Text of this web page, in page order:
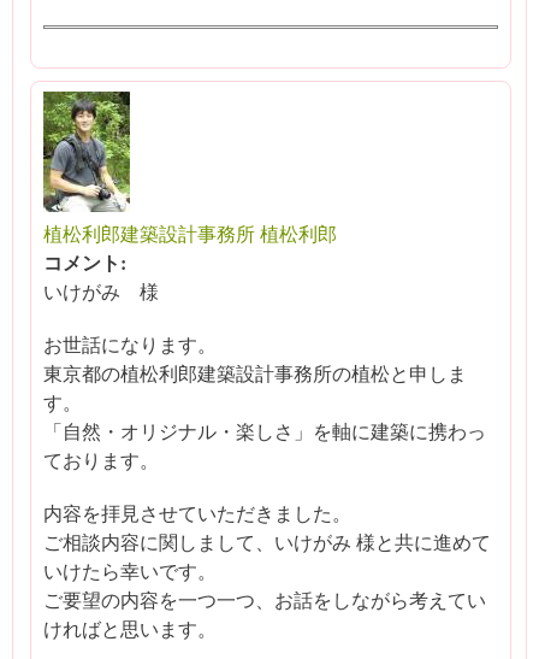
植松利郎建築設計事務所 植松利郎
コメント:
いけがみ 様
お世話になります。
東京都の植松利郎建築設計事務所の植松と申しま
す。
「自然・オリジナル・楽しさ」を軸に建築に携わっ
ております。
内容を拝見させていただきました。
ご相談内容に関しまして、いけがみ 様と共に進めて
いけたら幸いです。
ご要望の内容を一つ一つ、お話をしながら考えてい
ければと思います。